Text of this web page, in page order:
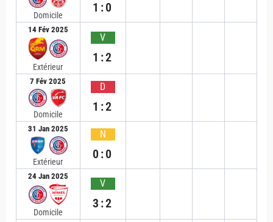
Domicile
1:0
14 Fév 2025
Extérieur
V
1:2
7 Fév 2025
Domicile
D
1:2
31 Jan 2025
Extérieur
N
0:0
24 Jan 2025
Domicile
V
3:2